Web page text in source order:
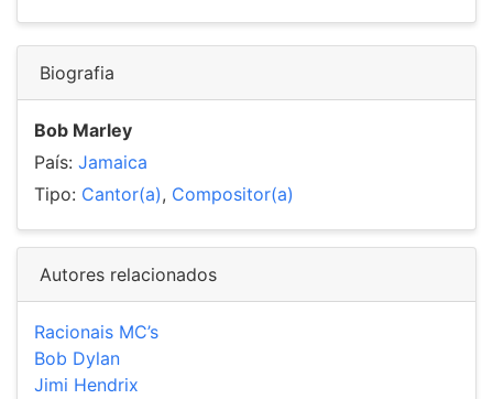
Biografia
Bob Marley
País: Jamaica
Tipo: Cantor(a), Compositor(a)
Autores relacionados
Racionais MC’s
Bob Dylan
Jimi Hendrix